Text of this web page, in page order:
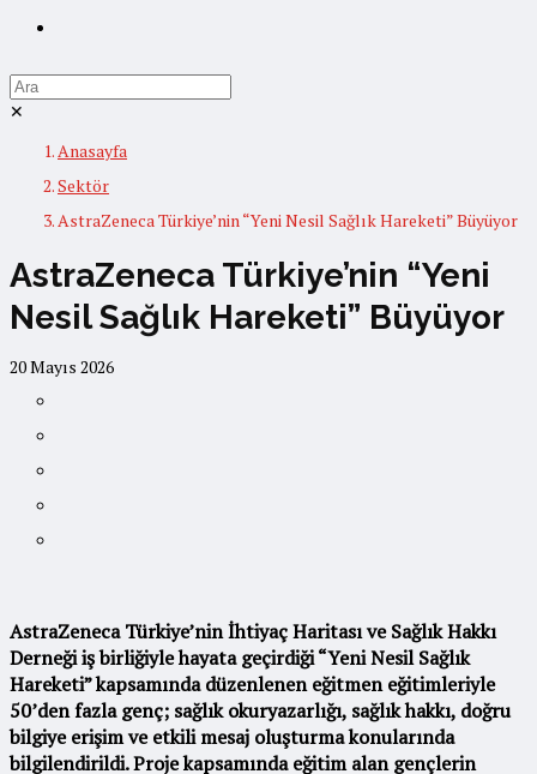
✕
Anasayfa
Sektör
AstraZeneca Türkiye’nin “Yeni Nesil Sağlık Hareketi” Büyüyor
AstraZeneca Türkiye’nin “Yeni
Nesil Sağlık Hareketi” Büyüyor
20 Mayıs 2026
AstraZeneca Türkiye’nin İhtiyaç Haritası ve Sağlık Hakkı
Derneği iş birliğiyle hayata geçirdiği “Yeni Nesil Sağlık
Hareketi” kapsamında düzenlenen eğitmen eğitimleriyle
50’den fazla genç; sağlık okuryazarlığı, sağlık hakkı, doğru
bilgiye erişim ve etkili mesaj oluşturma konularında
bilgilendirildi. Proje kapsamında eğitim alan gençlerin